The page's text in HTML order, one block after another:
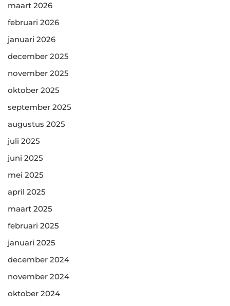
maart 2026
februari 2026
januari 2026
december 2025
november 2025
oktober 2025
september 2025
augustus 2025
juli 2025
juni 2025
mei 2025
april 2025
maart 2025
februari 2025
januari 2025
december 2024
november 2024
oktober 2024